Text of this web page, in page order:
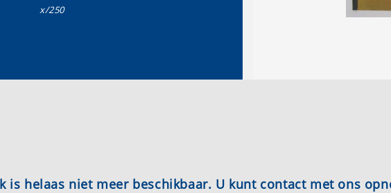
x/250
is helaas niet meer beschikbaar. U kunt contact met ons